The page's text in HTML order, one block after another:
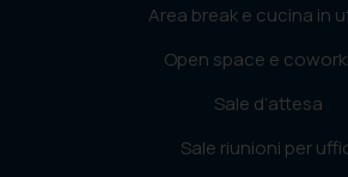
Area break e cucina in
Open space e
Sale d’attesa
Sale riunioni per